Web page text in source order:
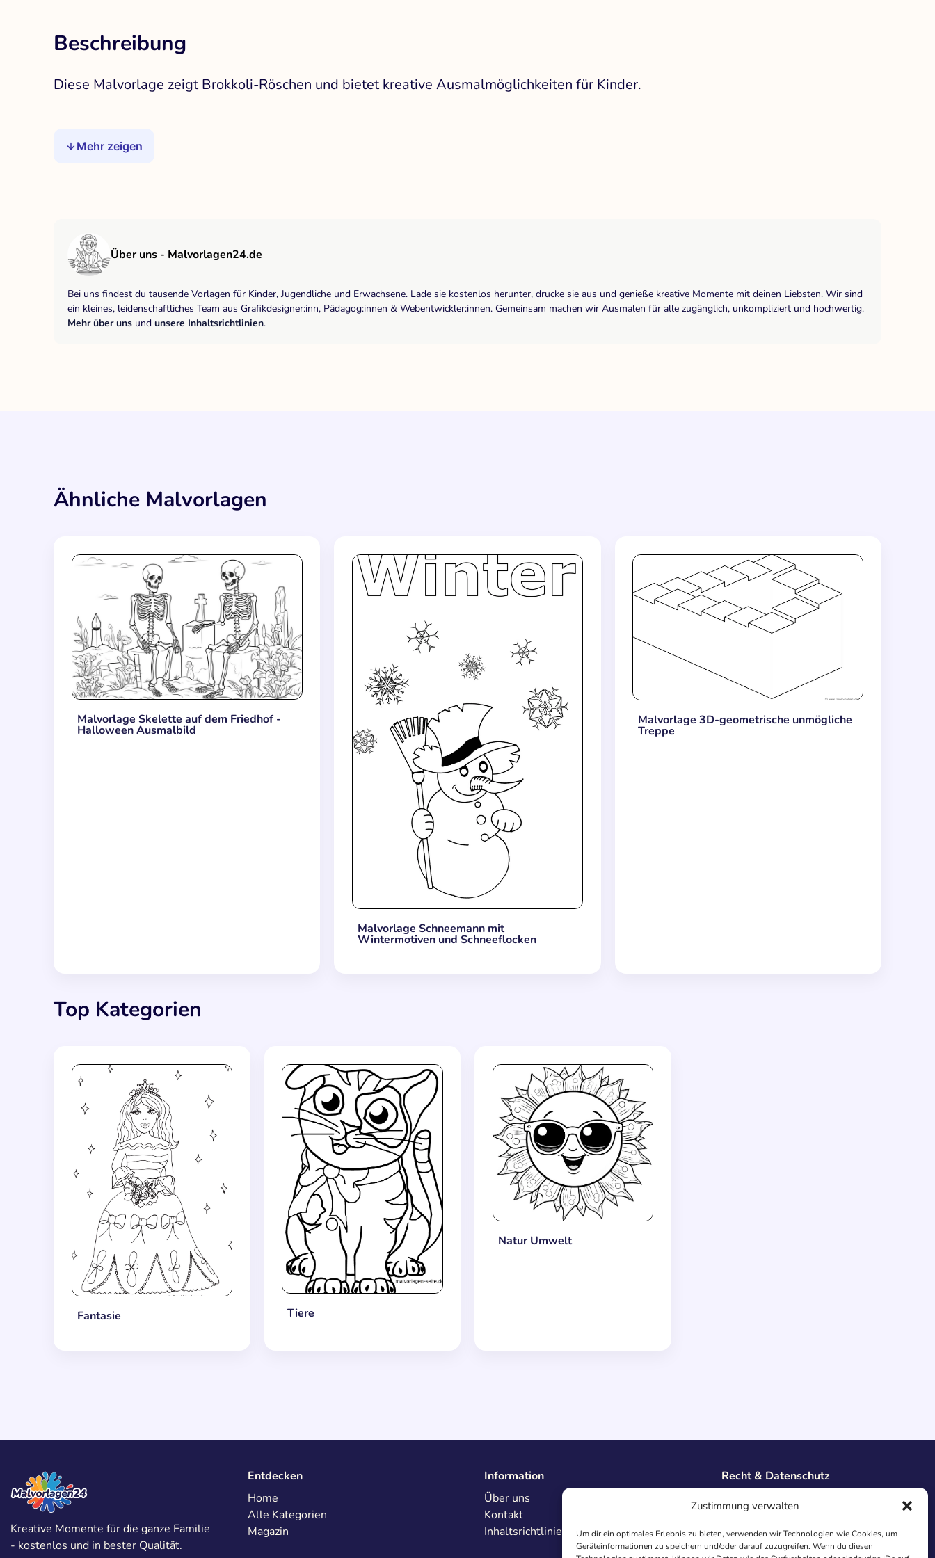
Zustimmung verwalten
Um dir ein optimales Erlebnis zu bieten, verwenden wir Technologien wie Cookies, um
Geräteinformationen zu speichern und/oder darauf zuzugreifen. Wenn du diesen
Beschreibung
Diese Malvorlage zeigt Brokkoli-Röschen und bietet kreative Ausmalmöglichkeiten für Kinder.
Mehr zeigen
Über uns - Malvorlagen24.de
Bei uns findest du tausende Vorlagen für Kinder, Jugendliche und Erwachsene. Lade sie kostenlos herunter, drucke sie aus und genieße kreative Momente mit deinen Liebsten. Wir sind
ein kleines, leidenschaftliches Team aus Grafikdesigner:inn, Pädagog:innen & Webentwickler:innen. Gemeinsam machen wir Ausmalen für alle zugänglich, unkompliziert und hochwertig.
Mehr über uns und unsere Inhaltsrichtlinien.
Ähnliche Malvorlagen
Malvorlage Skelette auf dem Friedhof -
Halloween Ausmalbild
Malvorlage Schneemann mit
Wintermotiven und Schneeflocken
Malvorlage 3D-geometrische unmögliche
Treppe
Top Kategorien
Fantasie Tiere
Natur Umwelt
Kreative Momente für die ganze Familie
- kostenlos und in bester Qualität.
Entdecken
Home
Alle Kategorien
Magazin
Information
Über uns
Kontakt
Inhaltsrichtlinien
Recht & Datenschutz
Datenschutz
AGB
Cookies